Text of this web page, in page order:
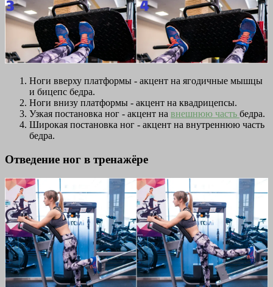
Ноги вверху платформы - акцент на ягодичные мышцы
и бицепс бедра.
Ноги внизу платформы - акцент на квадрицепсы.
Узкая постановка ног - акцент на внешнюю часть бедра.
Широкая постановка ног - акцент на внутреннюю часть
бедра.
Отведение ног в тренажёре